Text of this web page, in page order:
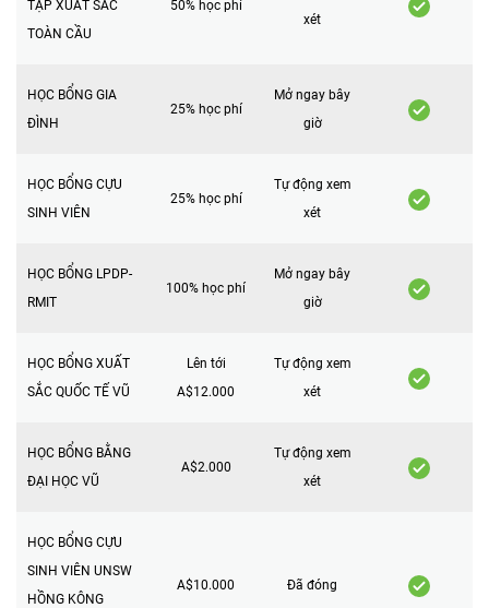
TẬP XUẤT SẮC
TOÀN CẦU
50% học phí
xét
HỌC BỔNG GIA
ĐÌNH
25% học phí
Mở ngay bây
giờ
HỌC BỔNG CỰU
SINH VIÊN
25% học phí
Tự động xem
xét
HỌC BỔNG LPDP-
RMIT
100% học phí
Mở ngay bây
giờ
HỌC BỔNG XUẤT
SẮC QUỐC TẾ VŨ
Lên tới
A$12.000
Tự động xem
xét
HỌC BỔNG BẰNG
ĐẠI HỌC VŨ
A$2.000
Tự động xem
xét
HỌC BỔNG CỰU
SINH VIÊN UNSW
HỒNG KÔNG
A$10.000 Đã đóng